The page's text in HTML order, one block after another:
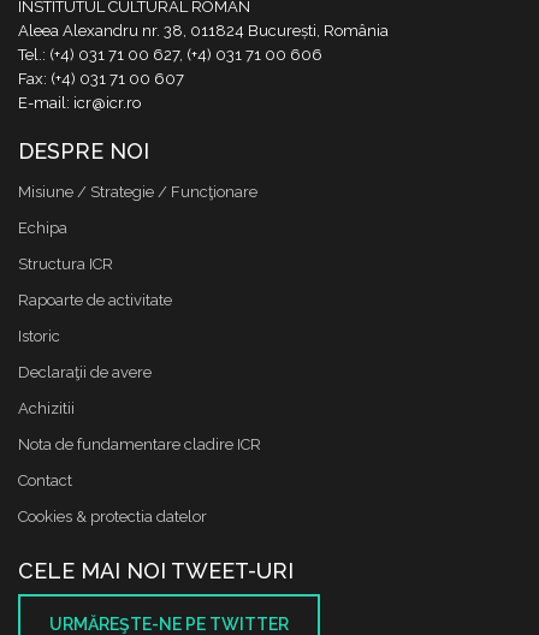
INSTITUTUL CULTURAL ROMÂN
Aleea Alexandru nr. 38, 011824 București, România
Tel.: (+4) 031 71 00 627, (+4) 031 71 00 606
Fax: (+4) 031 71 00 607
E-mail: icr@icr.ro
DESPRE NOI
Misiune / Strategie / Funcţionare
Echipa
Structura ICR
Rapoarte de activitate
Istoric
Declaraţii de avere
Achizitii
Nota de fundamentare cladire ICR
Contact
Cookies & protectia datelor
CELE MAI NOI TWEET-URI
URMĂREŞTE-NE PE TWITTER